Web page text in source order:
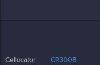
Cellocator CR300B